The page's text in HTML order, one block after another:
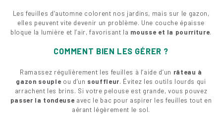
Les feuilles d’automne colorent nos jardins, mais sur le gazon,
elles peuvent vite devenir un problème. Une couche épaisse
bloque la lumière et l’air, favorisant la mousse et la pourriture.
COMMENT BIEN LES GÉRER ?
Ramassez régulièrement les feuilles à l’aide d’un râteau à
gazon souple ou d’un souffleur. Évitez les outils lourds qui
arrachent les brins. Si votre pelouse est grande, vous pouvez
passer la tondeuse avec le bac pour aspirer les feuilles tout en
aérant légèrement le sol.